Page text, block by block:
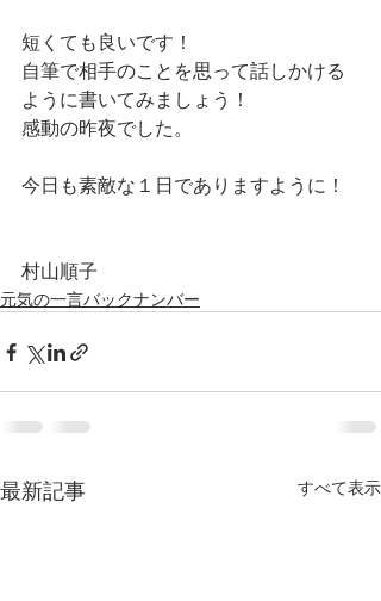
短くても良いです！
自筆で相手のことを思って話しかける
ように書いてみましょう！
感動の昨夜でした。
今日も素敵な１日でありますように！
村山順子
元気の一言バックナンバー
最新記事 すべて表示